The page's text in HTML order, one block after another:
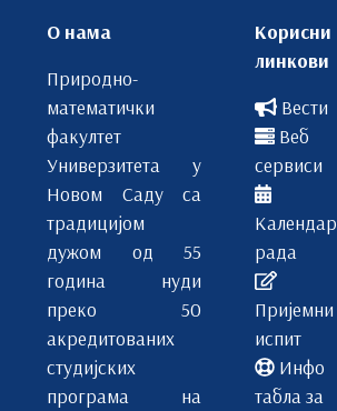
О нама
Природно-
математички
факултет
Универзитета у
Новом Саду са
традицијом
дужом од 55
година нуди
преко 50
акредитованих
студијских
програма на
Корисни
линкови
Вести
Веб
сервиси
Календар
рада
Пријемни
испит
Инфо
табла за